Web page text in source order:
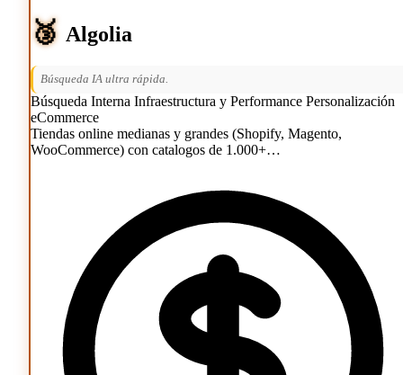
🥉 Algolia
Búsqueda IA ultra rápida.
Búsqueda Interna Infraestructura y Performance Personalización
eCommerce
Tiendas online medianas y grandes (Shopify, Magento,
WooCommerce) con catalogos de 1.000+…